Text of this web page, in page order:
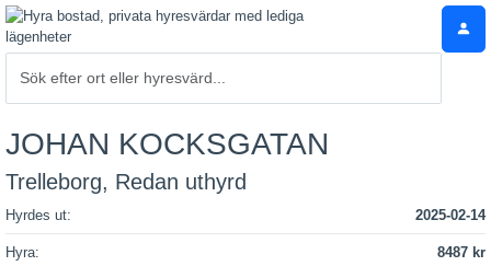
JOHAN KOCKSGATAN
Trelleborg, Redan uthyrd
Hyrdes ut: 2025-02-14
Hyra: 8487 kr